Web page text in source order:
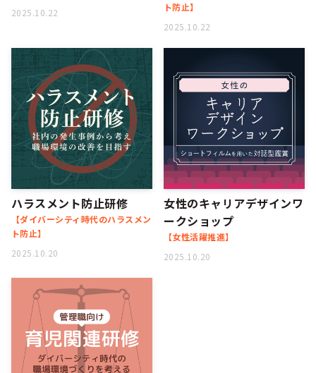
2025.10.22
ト防止】
2025.10.22
ハラスメント防止研修
【ダイバーシティ時代のハラスメン
ト防止】
2025.10.20
女性のキャリアデザインワ
ークショップ
【女性活躍推進】
2025.10.20